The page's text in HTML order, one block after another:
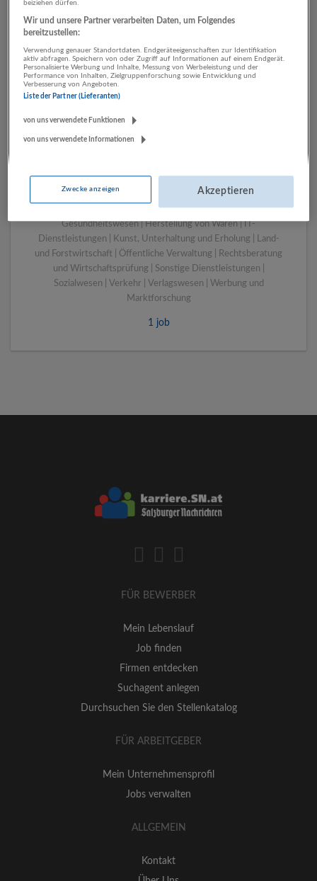
Forstwirtschaft Unternehmen
Bergheim bei Salzburg
Bau | Beherbergung und Gastronomie | Einzelhandel |
Energieversorgung | Finanz- und Versicherungsleistungen |
Gesundheitswesen | Herstellung von Waren | IT-
Dienstleistungen | Kunst, Unterhaltung und Erholung | Land-
und Forstwirtschaft | Öffentliche Verwaltung | Rechtsberatung
und Wirtschaftsprüfung | Sonstige Dienstleistungen |
Sozialwesen | Verkehr | Verlagswesen | Werbung und
Marktforschung
1 job
FÜR BEWERBER
Mein Lebenslauf
Job finden
Firmen entdecken
Suchagent anlegen
Durchsuchen Sie den Stellenkatalog
FÜR ARBEITGEBER
Mein Unternehmensprofil
Jobs verwalten
ALLGEMEIN
Kontakt
beiziehen dürfen.
Wir und unsere Partner verarbeiten Daten, um Folgendes
bereitzustellen:
Verwendung genauer Standortdaten. Endgeräteeigenschaften zur Identifikation
aktiv abfragen. Speichern von oder Zugriff auf Informationen auf einem Endgerät.
Personalisierte Werbung und Inhalte, Messung von Werbeleistung und der
Performance von Inhalten, Zielgruppenforschung sowie Entwicklung und
Verbesserung von Angeboten.
Liste der Partner (Lieferanten)
von uns verwendete Funktionen
von uns verwendete Informationen
Zwecke anzeigen Akzeptieren